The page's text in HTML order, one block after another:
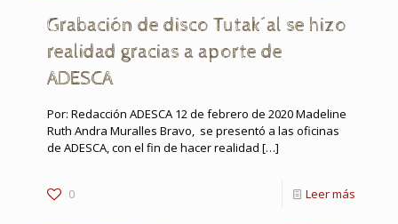
Grabación de disco Tutak´al se hizo
realidad gracias a aporte de
ADESCA
Por: Redacción ADESCA 12 de febrero de 2020 Madeline
Ruth Andra Muralles Bravo, se presentó a las oficinas
de ADESCA, con el fin de hacer realidad […]
0 Leer más